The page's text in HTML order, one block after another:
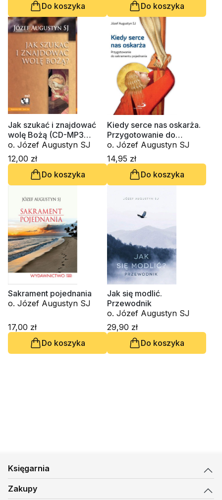
Do koszyka
Do koszyka
Jak szukać i znajdować
wolę Bożą (CD-MP3
audiobook)
o. Józef Augustyn SJ
12,00 zł
Do koszyka
Kiedy serce nas oskarża.
Przygotowanie do
sakramentu pojednania
o. Józef Augustyn SJ
14,95 zł
Do koszyka
Sakrament pojednania
o. Józef Augustyn SJ
17,00 zł
Do koszyka
Jak się modlić.
Przewodnik
o. Józef Augustyn SJ
29,90 zł
Do koszyka
Księgarnia
Zakupy